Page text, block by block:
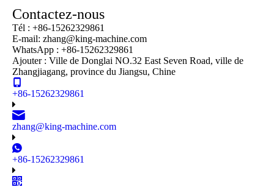
Contactez-nous
Tél : +86-15262329861
E-mail: zhang@king-machine.com
WhatsApp : +86-15262329861
Ajouter : Ville de Donglai NO.32 East Seven Road, ville de
Zhangjiagang, province du Jiangsu, Chine
+86-15262329861
zhang@king-machine.com
+86-15262329861